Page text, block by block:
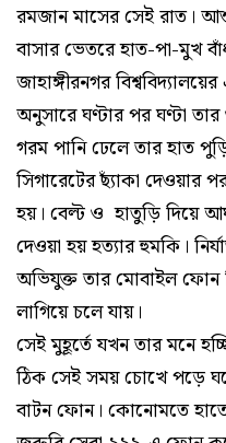
রমজান মাসের সেই রাত।
বাসার ভেতরে হাত-পা-মুখ
জাহাঙ্গীরনগর
অনুসারে ঘণ্টার পর ঘণ্টা
গরম পানি ঢেলে তার হাত
সিগারেটের ছ্যাঁকা দেওয়ার
হয়। বেল্ট ও হাতুড়ি দিয়ে
দেওয়া হয় হত্যার হুমকি।
অভিযুক্ত তার মোবাইল ফোন
লাগিয়ে চলে যায়।
সেই মুহূর্তে যখন তার মনে
ঠিক সেই সময় চোখে পড়ে
বাটন ফোন। কোনোমতে